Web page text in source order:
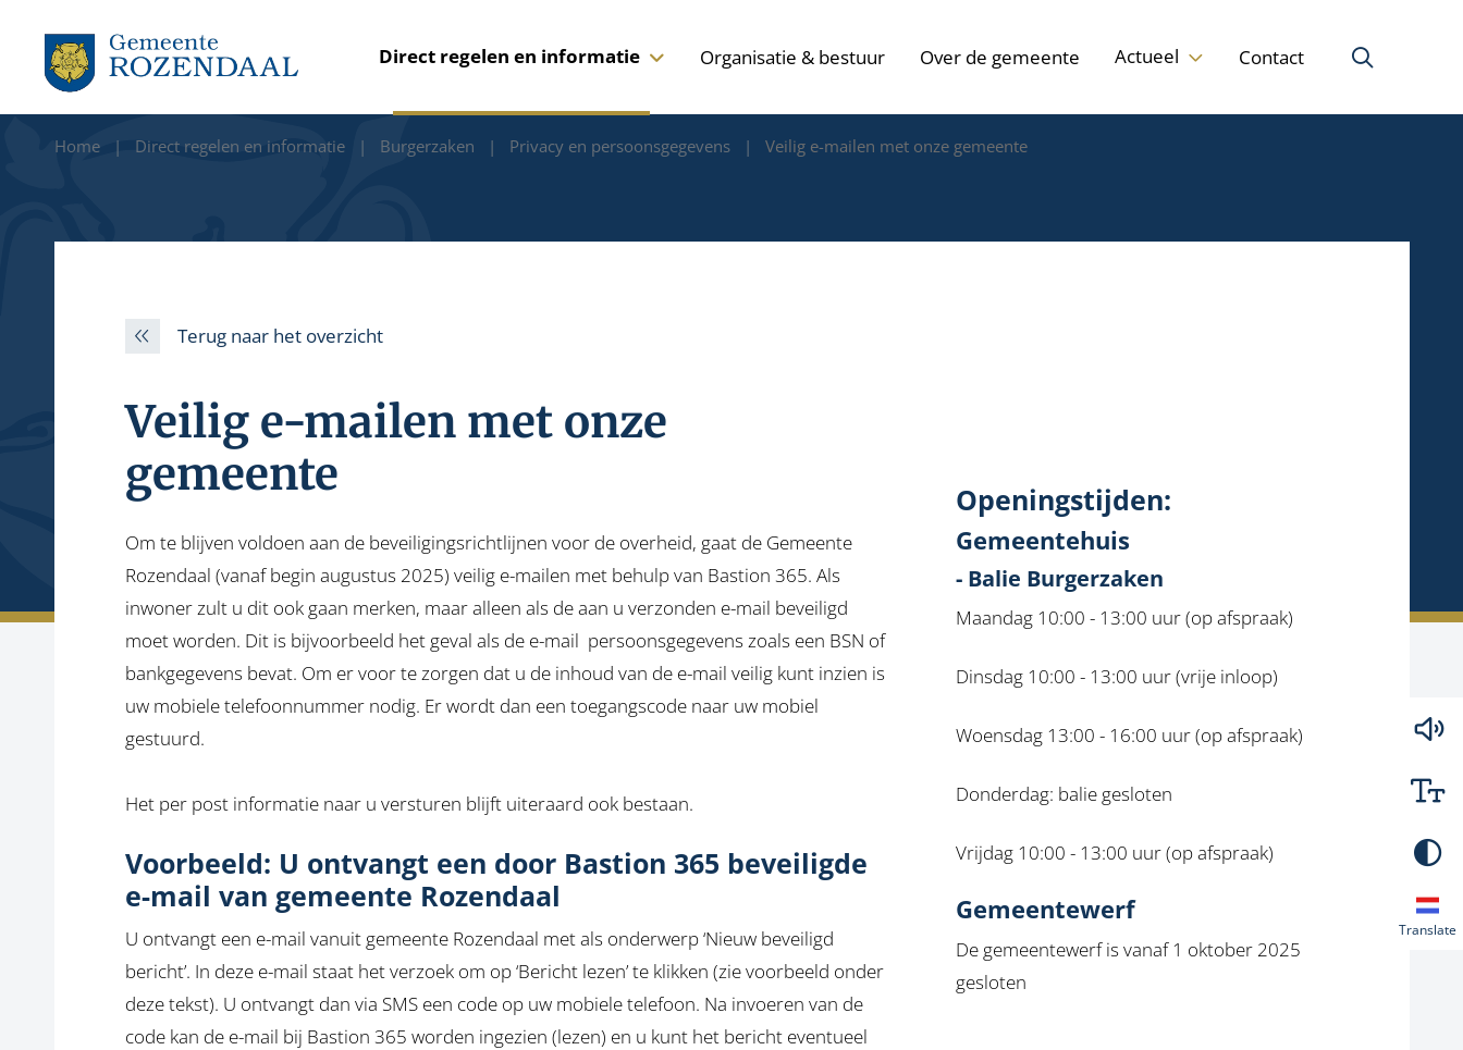
Direct regelen en informatie Organisatie & bestuur Over de gemeente Actueel Contact
Translate
Home Direct regelen en informatie Burgerzaken Privacy en persoonsgegevens Veilig e-mailen met onze gemeente
Terug naar het overzicht
Veilig e-mailen met onze
gemeente
Om te blijven voldoen aan de beveiligingsrichtlijnen voor de overheid, gaat de Gemeente
Rozendaal (vanaf begin augustus 2025) veilig e-mailen met behulp van Bastion 365. Als
inwoner zult u dit ook gaan merken, maar alleen als de aan u verzonden e-mail beveiligd
moet worden. Dit is bijvoorbeeld het geval als de e-mail persoonsgegevens zoals een BSN of
bankgegevens bevat. Om er voor te zorgen dat u de inhoud van de e-mail veilig kunt inzien is
uw mobiele telefoonnummer nodig. Er wordt dan een toegangscode naar uw mobiel
gestuurd.
Het per post informatie naar u versturen blijft uiteraard ook bestaan.
Voorbeeld: U ontvangt een door Bastion 365 beveiligde
e-mail van gemeente Rozendaal
U ontvangt een e-mail vanuit gemeente Rozendaal met als onderwerp ‘Nieuw beveiligd
bericht’. In deze e-mail staat het verzoek om op ‘Bericht lezen’ te klikken (zie voorbeeld onder
deze tekst). U ontvangt dan via SMS een code op uw mobiele telefoon. Na invoeren van de
code kan de e-mail bij Bastion 365 worden ingezien (lezen) en u kunt het bericht eventueel
Openingstijden:
Gemeentehuis
- Balie Burgerzaken
Maandag 10:00 - 13:00 uur (op afspraak)
Dinsdag 10:00 - 13:00 uur (vrije inloop)
Woensdag 13:00 - 16:00 uur (op afspraak)
Donderdag: balie gesloten
Vrijdag 10:00 - 13:00 uur (op afspraak)
Gemeentewerf
De gemeentewerf is vanaf 1 oktober 2025
gesloten